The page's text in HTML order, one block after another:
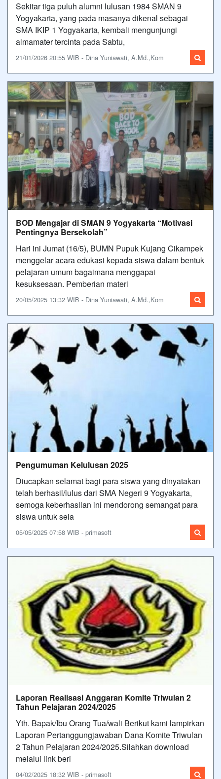
Sekitar tiga puluh alumni lulusan 1984 SMAN 9
Yogyakarta, yang pada masanya dikenal sebagai
SMA IKIP 1 Yogyakarta, kembali mengunjungi
almamater tercinta pada Sabtu,
21/01/2026 20:55 WIB - Dina Yuniawati, A.Md.,Kom
BOD Mengajar di SMAN 9 Yogyakarta “Motivasi
Pentingnya Bersekolah”
Hari ini Jumat (16/5), BUMN Pupuk Kujang Cikampek
menggelar acara edukasi kepada siswa dalam bentuk
pelajaran umum bagaimana menggapai
kesuksesaan. Pemberian materi
20/05/2025 13:32 WIB - Dina Yuniawati, A.Md.,Kom
Pengumuman Kelulusan 2025
Diucapkan selamat bagi para siswa yang dinyatakan
telah berhasil/lulus dari SMA Negeri 9 Yogyakarta,
semoga keberhasilan ini mendorong semangat para
siswa untuk sela
05/05/2025 07:58 WIB - primasoft
Laporan Realisasi Anggaran Komite Triwulan 2
Tahun Pelajaran 2024/2025
Yth. Bapak/Ibu Orang Tua/wali Berikut kami lampirkan
Laporan Pertanggungjawaban Dana Komite Triwulan
2 Tahun Pelajaran 2024/2025.Silahkan download
melalui link beri
04/02/2025 18:32 WIB - primasoft